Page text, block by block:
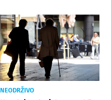
NEODRŽIVO